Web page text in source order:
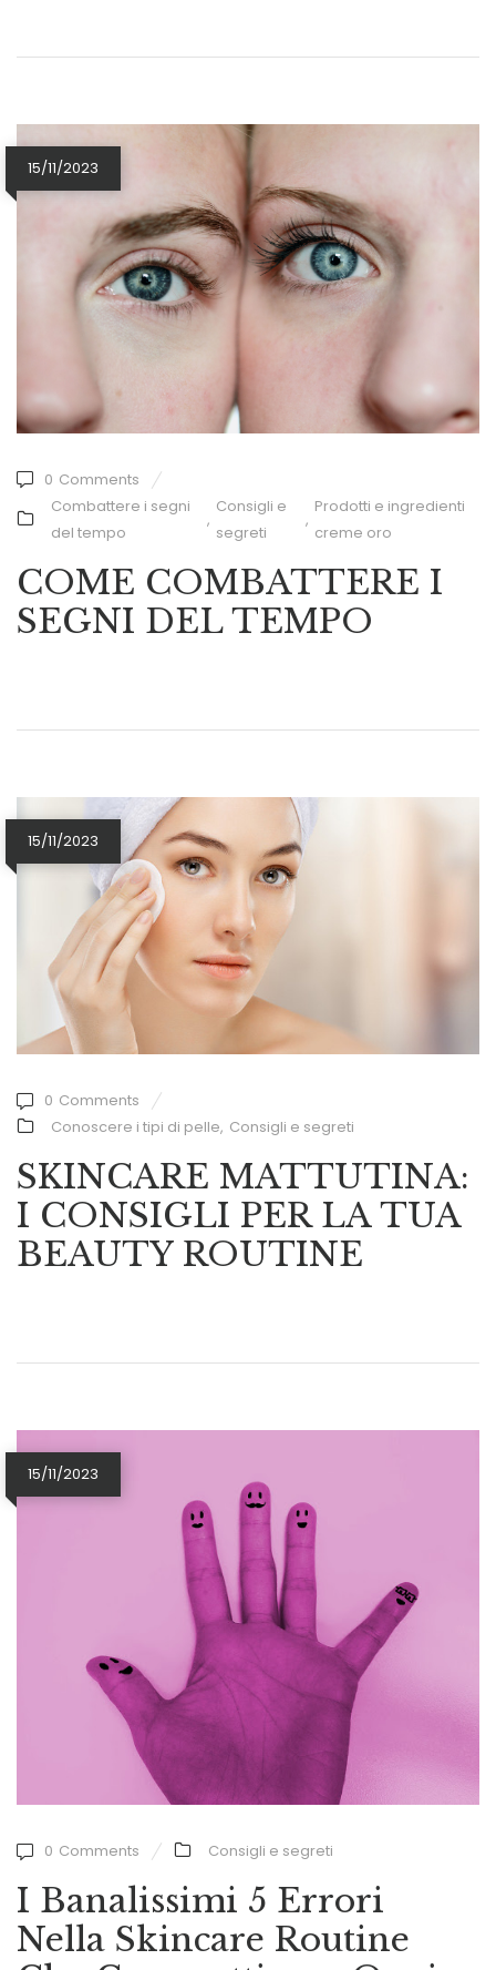
15/11/2023
0 Comments
Combattere i segni
del tempo
,
Consigli e
segreti
,
Prodotti e ingredienti
creme oro
COME COMBATTERE I
SEGNI DEL TEMPO
15/11/2023
0 Comments
Conoscere i tipi di pelle, Consigli e segreti
SKINCARE MATTUTINA:
I CONSIGLI PER LA TUA
BEAUTY ROUTINE
15/11/2023
0 Comments Consigli e segreti
I Banalissimi 5 Errori
Nella Skincare Routine